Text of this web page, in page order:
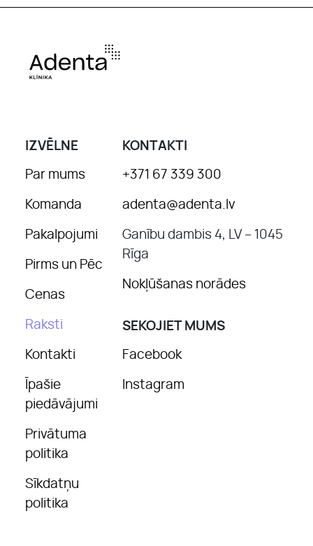
IZVĒLNE
Par mums
Komanda
Pakalpojumi
Pirms un Pēc
Cenas
Raksti
Kontakti
Īpašie
piedāvājumi
Privātuma
politika
Sīkdatņu
politika
KONTAKTI
+371 67 339 300
adenta@adenta.lv
Ganību dambis 4, LV – 1045
Rīga
Nokļūšanas norādes
SEKOJIET MUMS
Facebook
Instagram